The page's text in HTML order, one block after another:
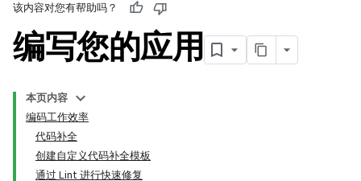
该内容对您有帮助吗？
编写您的应用
本页内容
编码工作效率
代码补全
创建自定义代码补全模板
通过 Lint 进行快速修复